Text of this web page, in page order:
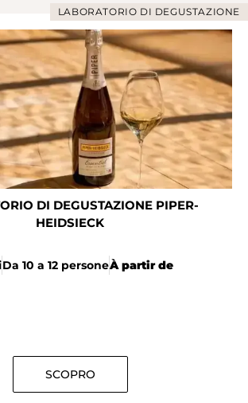
LABORATORIO DI DEGUSTAZIONE
DI DEGUSTAZIONE PIPER-
HEIDSIECK
Da 10 a 12 personeÀ partir de
SCOPRO